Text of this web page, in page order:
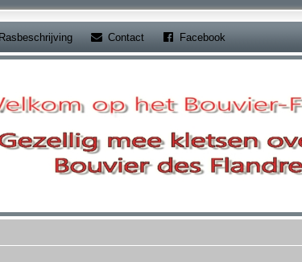
Contact(Opens a new tab)
Facebook